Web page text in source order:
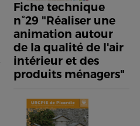
Fiche technique
n°29 "Réaliser une
animation autour
de la qualité de l'air
intérieur et des
produits ménagers"